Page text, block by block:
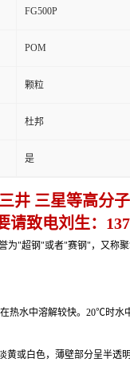
FG500P
POM
颗粒
杜邦
是
井 三星等高分
致电刘生：
为"超钢"或者"赛钢"，又
热水中溶解较快。20℃时水
黄或白色，薄壁部分呈半